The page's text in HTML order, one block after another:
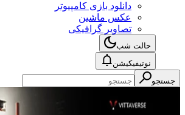
دانلود بازی کامپیوتر
عکس ماشین
تصاویر گرافیکی
حالت شب
نوتیفیکیشن
جستجو